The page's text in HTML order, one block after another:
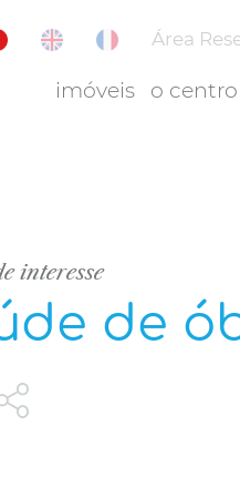
Área
imóveis o centro
interesse
de